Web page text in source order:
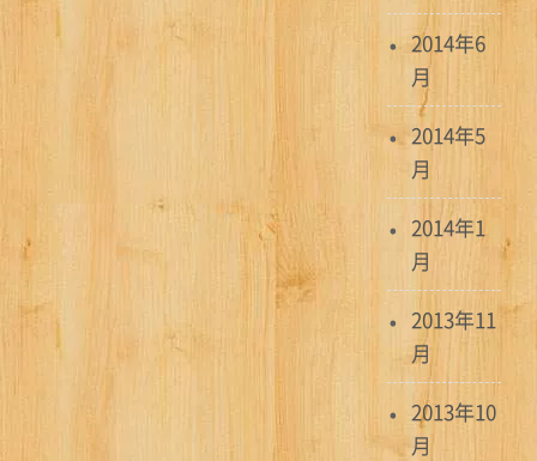
2014年6
月
2014年5
月
2014年1
月
2013年11
月
2013年10
月